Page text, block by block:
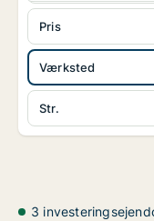
Værksted
Str.
Pris
3